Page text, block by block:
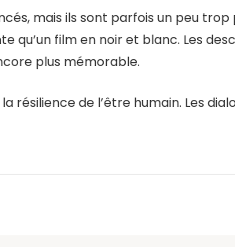
mais ils sont parfois un peu
qu’un film en noir et blanc. Les
plus mémorable.
de l’être humain. Les